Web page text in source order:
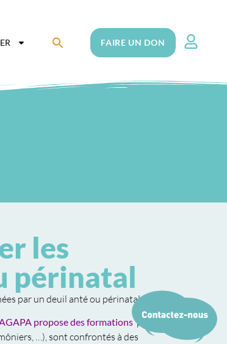
Search
Search Button
FAIRE UN DON
les
périnatal
par un deuil anté ou périnatal.
propose des formationspour
…), sont confrontés à des